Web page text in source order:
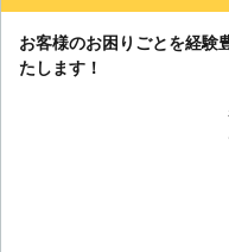
お客様のお困りごとを経験
たします！